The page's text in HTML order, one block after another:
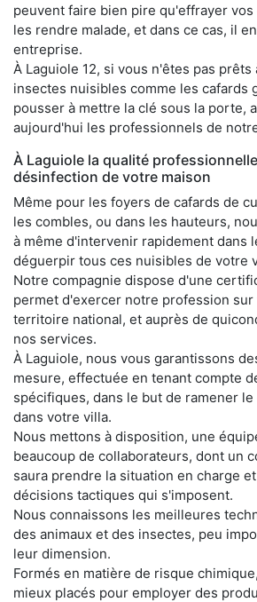
peuvent faire bien pire qu'effrayer
les rendre malade, et dans ce cas, il
entreprise.
À Laguiole 12, si vous n'êtes pas prêts
insectes nuisibles comme les cafards
pousser à mettre la clé sous la porte,
aujourd'hui les professionnels de
À Laguiole la qualité
désinfection de votre maison
Même pour les foyers de cafards de
les combles, ou dans les hauteurs,
à même d'intervenir rapidement dans
déguerpir tous ces nuisibles de votre
Notre compagnie dispose d'une
permet d'exercer notre profession
territoire national, et auprès de
nos services.
À Laguiole, nous vous garantissons
mesure, effectuée en tenant compte
spécifiques, dans le but de ramener
dans votre villa.
Nous mettons à disposition, une
beaucoup de collaborateurs, dont un
saura prendre la situation en charge
décisions tactiques qui s'imposent.
Nous connaissons les meilleures
des animaux et des insectes, peu
leur dimension.
Formés en matière de risque
mieux placés pour employer des